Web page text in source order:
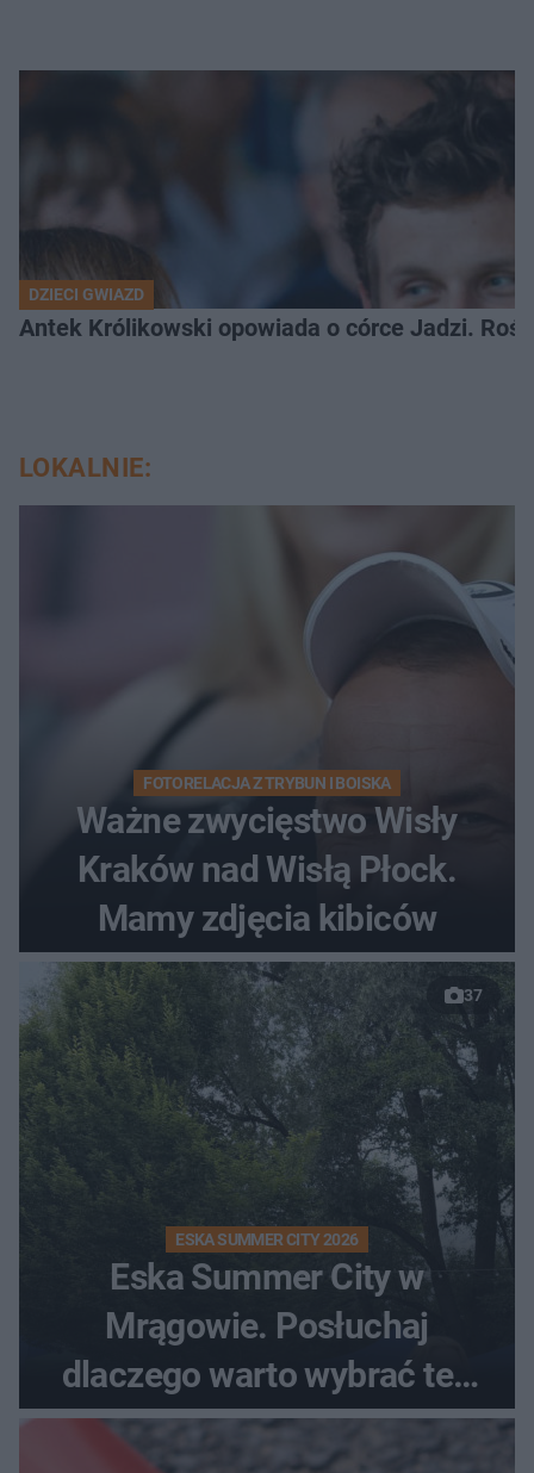
DZIECI GWIAZD
Antek Królikowski opowiada o córce Jadzi.
LOKALNIE:
FOTORELACJA Z TRYBUN I BOISKA
Ważne zwycięstwo Wisły
Kraków nad Wisłą Płock.
Mamy zdjęcia kibiców
37
ESKA SUMMER CITY 2026
Eska Summer City w
Mrągowie. Posłuchaj
dlaczego warto wybrać ten
kierunek na urlop!